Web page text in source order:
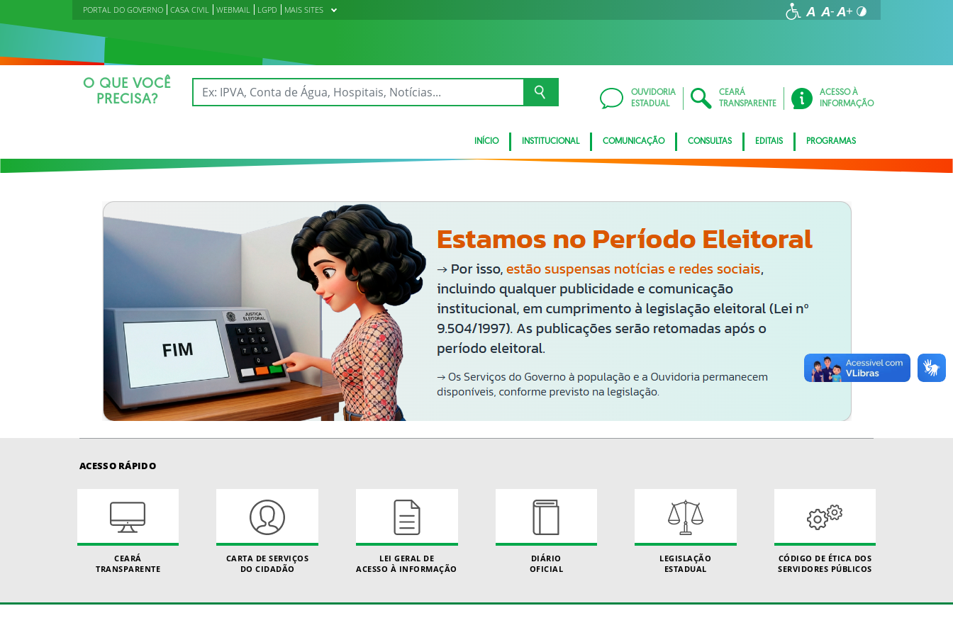
PORTAL DO GOVERNO CASA CIVIL WEBMAIL LGPD MAIS SITES
O QUE VOCÊ
PRECISA?
OUVIDORIA
ESTADUAL
CEARÁ
TRANSPARENTE
ACESSO À
INFORMAÇÃO
INÍCIO INSTITUCIONAL COMUNICAÇÃO CONSULTAS EDITAIS PROGRAMAS
ACESSO RÁPIDO
CEARÁ
TRANSPARENTE
CARTA DE SERVIÇOS
DO CIDADÃO
LEI GERAL DE
ACESSO À INFORMAÇÃO
DIÁRIO
OFICIAL
LEGISLAÇÃO
ESTADUAL
CÓDIGO DE ÉTICA DOS
SERVIDORES PÚBLICOS